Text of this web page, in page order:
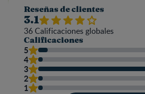
Reseñas de clientes
3.1
36 Calificaciones globales
Calificaciones
5
4
3
2
1